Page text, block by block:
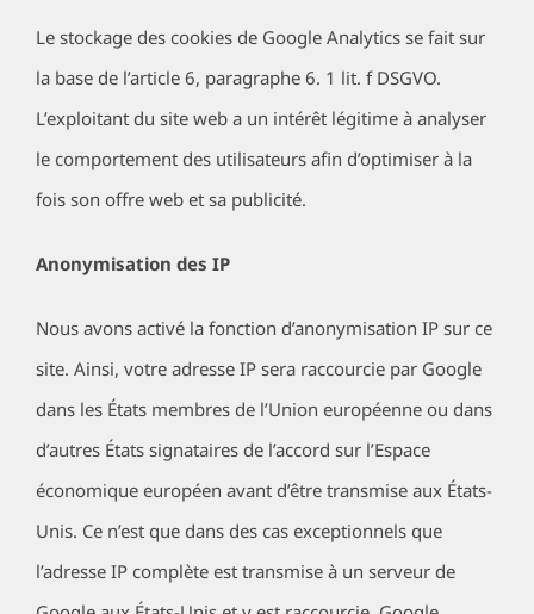
Le stockage des cookies de Google Analytics se fait sur
la base de l’article 6, paragraphe 6. 1 lit. f DSGVO.
L’exploitant du site web a un intérêt légitime à analyser
le comportement des utilisateurs afin d’optimiser à la
fois son offre web et sa publicité.
Anonymisation des IP
Nous avons activé la fonction d’anonymisation IP sur ce
site. Ainsi, votre adresse IP sera raccourcie par Google
dans les États membres de l’Union européenne ou dans
d’autres États signataires de l’accord sur l’Espace
économique européen avant d’être transmise aux États-
Unis. Ce n’est que dans des cas exceptionnels que
l’adresse IP complète est transmise à un serveur de